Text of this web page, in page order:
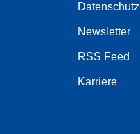
Datenschutz
Newsletter
RSS Feed
Karriere